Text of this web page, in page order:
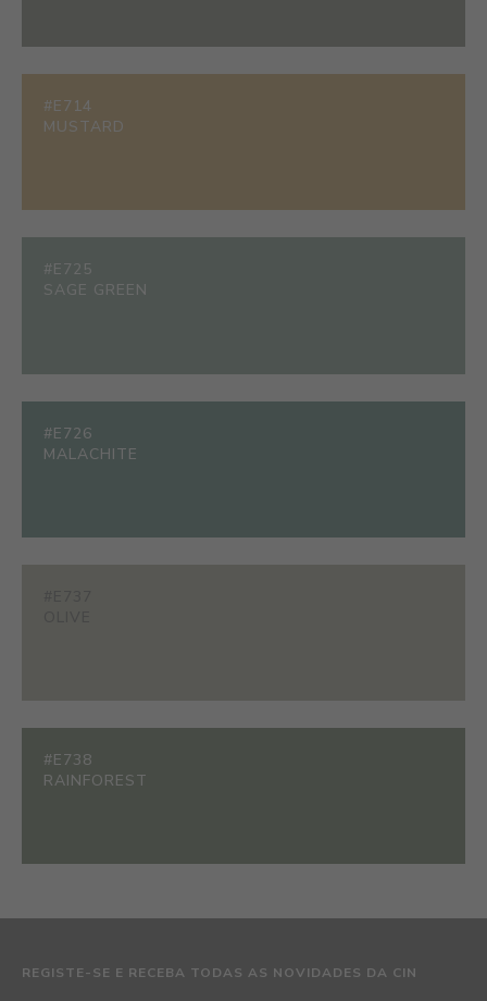
#E714
MUSTARD
#E725
SAGE GREEN
#E726
MALACHITE
#E738
RAINFOREST
REGISTE-SE E RECEBA TODAS AS NOVIDADES DA CIN